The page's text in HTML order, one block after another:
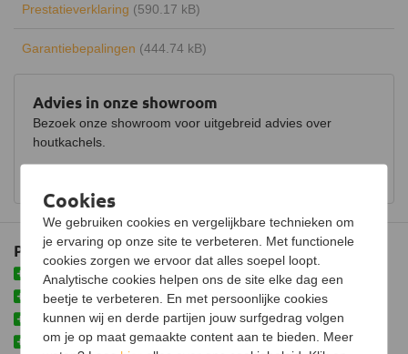
Plus- en minpunten
Vervaardigd uit hoogwaardig materiaal
Inclusief klemband om meerdere buizen vast te zetten
Met milieuvriendelijk isolatiemateriaal
Eenvoudig insteeksysteem
Advies in onze showroom
Bezoek onze showroom voor uitgebreid advies over
houtkachels.
Aansluiting
Inclusief klemband
Garantie 30 jaar
Keurmerk
Prestatieverklaring (590.17 kB)
Garantiebepalingen (444.74 kB)
Cookies
We gebruiken cookies en vergelijkbare technieken om
je ervaring op onze site te verbeteren. Met functionele
cookies zorgen we ervoor dat alles soepel loopt.
Analytische cookies helpen ons de site elke dag een
beetje te verbeteren. En met persoonlijke cookies
kunnen wij en derde partijen jouw surfgedrag volgen
om je op maat gemaakte content aan te bieden. Meer